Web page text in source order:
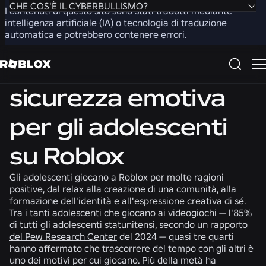
I contenuti di questo sito sono stati tradotti mediante
intelligenza artificiale (IA) o tecnologia di traduzione
automatica e potrebbero contenere errori.
CHE COS'È IL CYBERBULLISMO?
CHE COS'È IL CYBERBULLISMO?
ADOLESCENTE POTREBBE TROVARSI IN DIFFICOLTÀ
COSA POSSONO FARE I GENITORI/CHI SI PRENDE CURA
DEI BAMBINI?
Torna alle guide per le famiglie
Guida per i genitori:
sicurezza emotiva
per gli adolescenti
su Roblox
Gli adolescenti giocano a Roblox per molte ragioni
positive, dal relax alla creazione di una comunità, alla
formazione dell'identità e all'espressione creativa di sé.
Tra i tanti adolescenti che giocano ai videogiochi — l'85%
di tutti gli adolescenti statunitensi, secondo un rapporto
del Pew Research Center del 2024 — quasi tre quarti
hanno affermato che trascorrere del tempo con gli altri è
uno dei motivi per cui giocano. Più della metà ha